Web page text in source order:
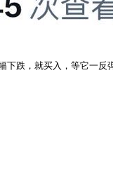
跌，就买入，等它